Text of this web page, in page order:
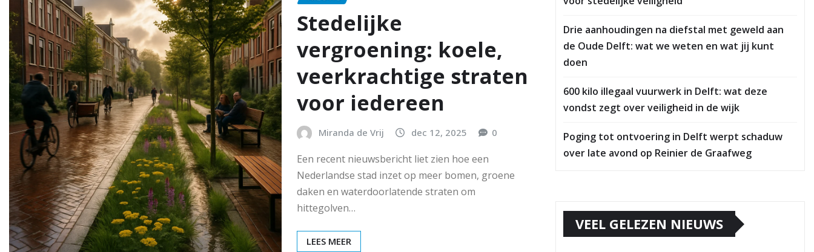
Stedelijke
vergroening: koele,
veerkrachtige straten
voor iedereen
Miranda de Vrij dec 12, 2025 0
Een recent nieuwsbericht liet zien hoe een
Nederlandse stad inzet op meer bomen, groene
daken en waterdoorlatende straten om
hittegolven…
LEES MEER
Drie aanhoudingen na diefstal met geweld aan
de Oude Delft: wat we weten en wat jij kunt
doen
600 kilo illegaal vuurwerk in Delft: wat deze
vondst zegt over veiligheid in de wijk
Poging tot ontvoering in Delft werpt schaduw
over late avond op Reinier de Graafweg
VEEL GELEZEN NIEUWS